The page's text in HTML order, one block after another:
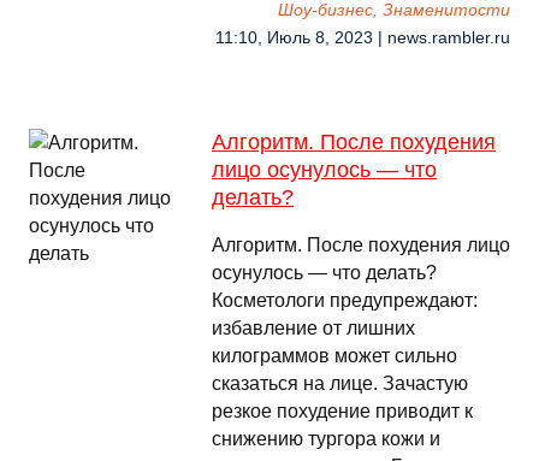
Шоу-бизнес, Знаменитости
11:10, Июль 8, 2023 | news.rambler.ru
Алгоритм. После похудения
лицо осунулось — что
делать?
Алгоритм. После похудения лицо
осунулось — что делать?
Косметологи предупреждают:
избавление от лишних
килограммов может сильно
сказаться на лице. Зачастую
резкое похудение приводит к
снижению тургора кожи и